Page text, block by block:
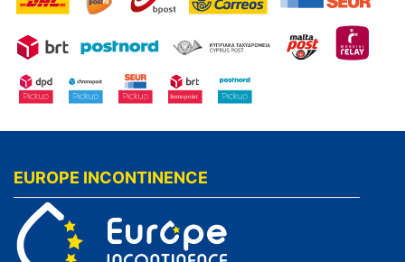
EUROPE INCONTINENCE